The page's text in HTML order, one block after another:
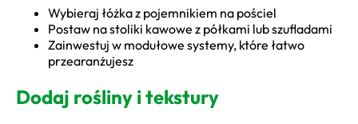
Wybieraj łóżka z pojemnikiem na pościel
Postaw na stoliki kawowe z półkami lub szufladami
Zainwestuj w modułowe systemy, które łatwo
przearanżujesz
Dodaj rośliny i tekstury